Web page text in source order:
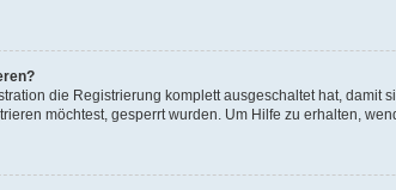
die Registrierung komplett ausgeschaltet hat,
möchtest, gesperrt wurden. Um Hilfe zu erhalten,